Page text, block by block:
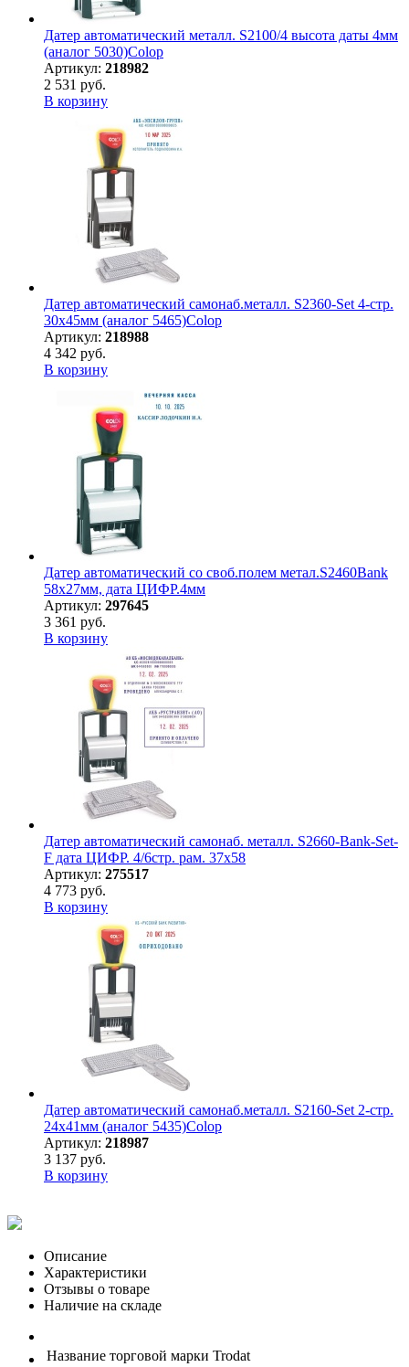
Датер автоматический металл. S2100/4 высота даты 4мм
(аналог 5030)Colop
Артикул: 218982
2 531 руб.
В корзину
Датер автоматический самонаб.металл. S2360-Set 4-стр.
30х45мм (аналог 5465)Colop
Артикул: 218988
4 342 руб.
В корзину
Датер автоматический со своб.полем метал.S2460Bank
58х27мм, дата ЦИФР.4мм
Артикул: 297645
3 361 руб.
В корзину
Датер автоматический самонаб. металл. S2660-Bank-Set-
F дата ЦИФР. 4/6стр. рам. 37х58
Артикул: 275517
4 773 руб.
В корзину
Датер автоматический самонаб.металл. S2160-Set 2-стр.
24х41мм (аналог 5435)Colop
Артикул: 218987
3 137 руб.
В корзину
Описание
Характеристики
Отзывы о товаре
Наличие на складе
Название торговой марки Trodat